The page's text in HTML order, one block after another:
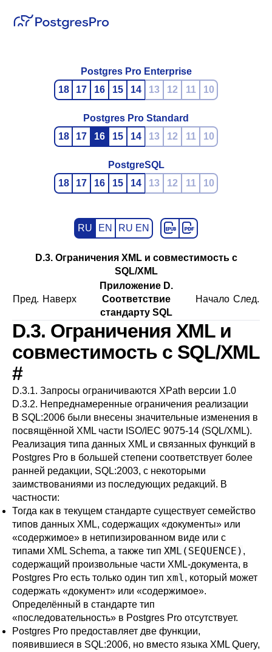
Postgres Pro Enterprise
18
17 16 15 14 13 12 11 10
Postgres Pro Standard
18
17 16 15 14 13 12 11 10
PostgreSQL
18
17 16 15 14 13 12 11 10
RU EN RU EN
D.3. Ограничения XML и совместимость с
SQL/XML
Пред. Наверх
Приложение D.
Соответствие
стандарту SQL
Начало След.
D.3. Ограничения XML и
совместимость с SQL/XML
#
D.3.1. Запросы ограничиваются XPath версии 1.0
D.3.2. Непреднамеренные ограничения реализации
В SQL:2006 были внесены значительные изменения в
посвящённой XML части ISO/IEC 9075-14 (SQL/XML).
Реализация типа данных XML и связанных функций в
Postgres Pro в большей степени соответствует более
ранней редакции, SQL:2003, с некоторыми
заимствованиями из последующих редакций. В
частности:
Тогда как в текущем стандарте существует семейство
типов данных XML, содержащих «документы» или
«содержимое» в нетипизированном виде или с
типами XML Schema, а также тип XML(SEQUENCE) ,
содержащий произвольные части XML-документа, в
Postgres Pro есть только один тип xml, который может
содержать «документ» или «содержимое».
Определённый в стандарте тип
«последовательность» в Postgres Pro отсутствует.
Postgres Pro предоставляет две функции,
появившиеся в SQL:2006, но вместо языка XML Query,